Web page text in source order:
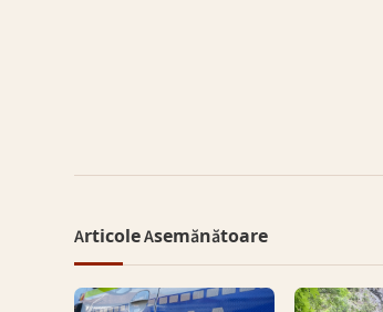
Articole Asemănătoare